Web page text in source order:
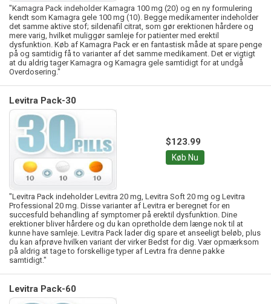
"Kamagra Pack indeholder Kamagra 100 mg (20) og en ny formulering
kendt som Kamagra gele 100 mg (10). Begge medikamenter indeholder
det samme aktive stof; sildenafil citrat, som gør erektionen hårdere og
mere varig, hvilket muliggør samleje for patienter med erektil
dysfunktion. Køb af Kamagra Pack er en fantastisk måde at spare penge
på og samtidig få to varianter af det samme medikament. Det er vigtigt
at du aldrig tager Kamagra og Kamagra gele samtidigt for at undgå
Overdosering."
Levitra Pack-30
$123.99
Køb Nu
"Levitra Pack indeholder Levitra 20 mg, Levitra Soft 20 mg og Levitra
Professional 20 mg. Disse varianter af Levitra er beregnet for en
succesfuld behandling af symptomer på erektil dysfunktion. Dine
erektioner bliver hårdere og du kan opretholde dem længe nok til at
kunne have samleje. Levitra Pack lader dig spare et anseeligt beløb, plus
du kan afprøve hvilken variant der virker Bedst for dig. Vær opmærksom
på aldrig at tage to forskellige typer af Levtra fra denne pakke
samtidigt."
Levitra Pack-60